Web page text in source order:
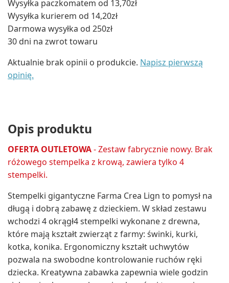
Wysyłka paczkomatem od 13,70zł
Wysyłka kurierem od 14,20zł
Darmowa wysyłka od 250zł
30 dni na zwrot towaru
Aktualnie brak opinii o produkcie. Napisz pierwszą
opinię.
Opis produktu
OFERTA OUTLETOWA- Zestaw fabrycznie nowy. Brak
różowego stempelka z krową, zawiera tylko 4
stempelki.
Stempelki gigantyczne Farma Crea Lign to pomysł na
długą i dobrą zabawę z dzieckiem. W skład zestawu
wchodzi 4 okrągł4 stempelki wykonane z drewna,
które mają kształt zwierząt z farmy: świnki, kurki,
kotka, konika. Ergonomiczny kształt uchwytów
pozwala na swobodne kontrolowanie ruchów ręki
dziecka. Kreatywna zabawka zapewnia wiele godzin